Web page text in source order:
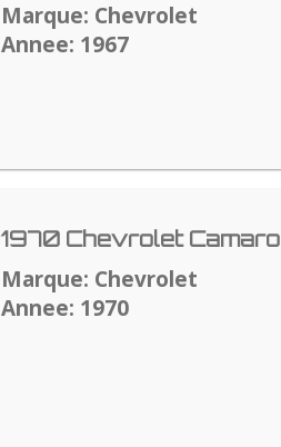
Marque: Chevrolet
Annee: 1967
1970 Chevrolet Camaro
Marque: Chevrolet
Annee: 1970